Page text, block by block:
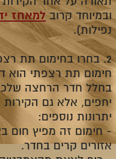
ובמיוחד קרובלמאחז
נפילות).
2. בחרו בחימום תת
חימום תת רצפתי הוא
בחלל חדר הרחצה
יחפים, אלא גם הקירות
יתרונות נוספים:
- חימום זה מפיץ חום
אזורים קרים בחדר.